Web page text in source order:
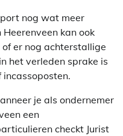
nog wat meer
Heerenveen kan ook
er nog achterstallige
het verleden sprake is
je als ondernemer
een
checkt Jurist